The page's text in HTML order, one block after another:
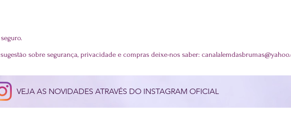
sobre segurança, privacidade e compras deixe-nos saber:
VEJA AS NOVIDADES ATRAVÉS DO INSTAGRAM OFICIAL